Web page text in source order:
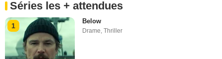
Séries les + attendues
1
Below
Drame ,Thriller